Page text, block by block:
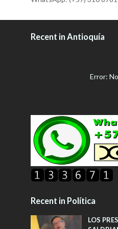
Recent in Antioquía
Error:
Recent in Política
LOS